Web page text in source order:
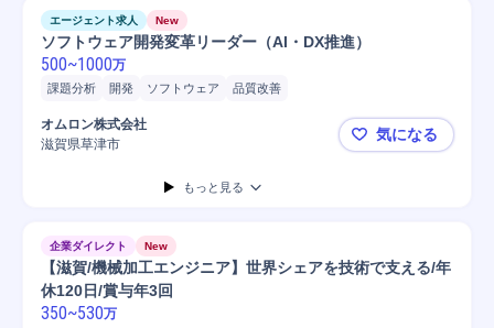
エージェント求人 New
ソフトウェア開発変革リーダー（AI・DX推進）
500~1000万
課題分析 開発 ソフトウェア 品質改善
オムロン株式会社
滋賀県草津市
ソフトウェ
気になる
もっと見る
企業ダイレクト New
【滋賀/機械加工エンジニア】世界シェアを技術で支える/年
休120日/賞与年3回
350~530万